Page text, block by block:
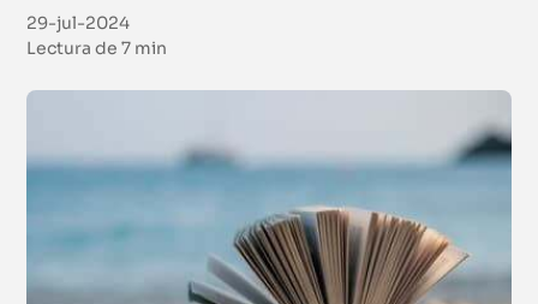
29-jul-2024
Lectura de7 min